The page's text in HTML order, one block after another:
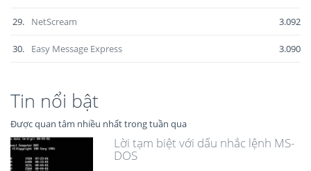
29. NetScream 3.092
30. Easy Message Express 3.090
Tin nổi bật
Được quan tâm nhiều nhất trong tuần qua
Lời tạm biệt với dấu nhắc lệnh MS-
DOS